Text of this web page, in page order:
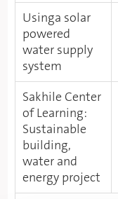
Usinga solar
powered
water supply
system
Sakhile Center
of Learning:
Sustainable
building,
water and
energy project